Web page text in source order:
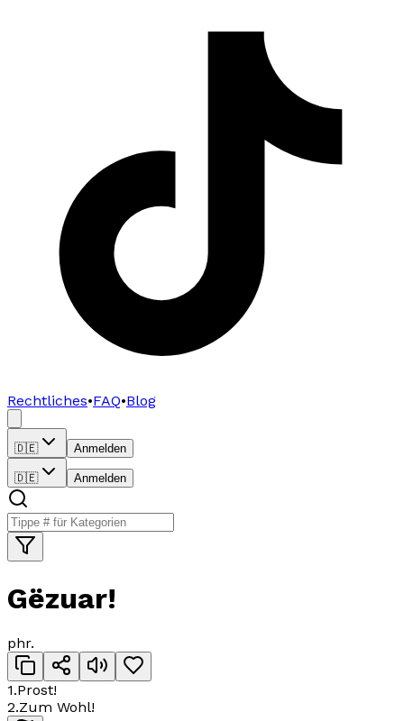
Rechtliches•FAQ•Blog
🇩🇪 Anmelden
🇩🇪 Anmelden
Gëzuar!
phr.
1.Prost!
2.Zum Wohl!